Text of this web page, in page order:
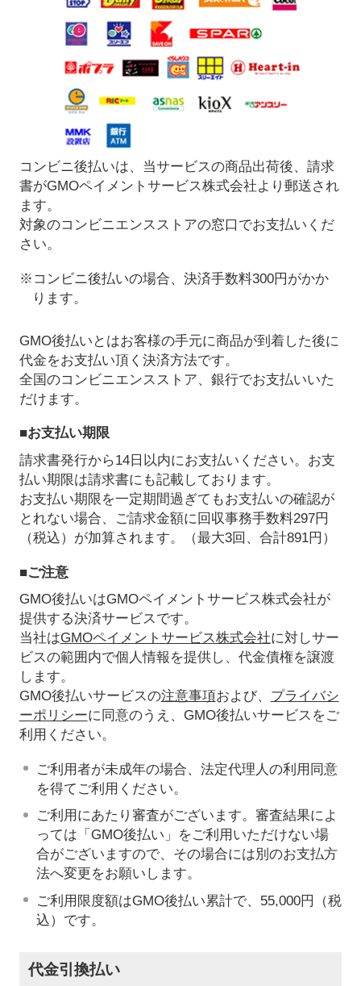
コンビニ後払いは、当サービスの商品出荷後、請求
書がGMOペイメントサービス株式会社より郵送され
ます。
対象のコンビニエンスストアの窓口でお支払いくだ
さい。
※コンビニ後払いの場合、決済手数料300円がかか
ります。
GMO後払いとはお客様の手元に商品が到着した後に
代金をお支払い頂く決済方法です。
全国のコンビニエンスストア、銀行でお支払いいた
だけます。
■お支払い期限
請求書発行から14日以内にお支払いください。お支
払い期限は請求書にも記載しております。
お支払い期限を一定期間過ぎてもお支払いの確認が
とれない場合、ご請求金額に回収事務手数料297円
（税込）が加算されます。（最大3回、合計891円）
■ご注意
GMO後払いはGMOペイメントサービス株式会社が
提供する決済サービスです。
当社はGMOペイメントサービス株式会社に対しサー
ビスの範囲内で個人情報を提供し、代金債権を譲渡
します。
GMO後払いサービスの注意事項および、 プライバシ
ーポリシーに同意のうえ、GMO後払いサービスをご
利用ください。
ご利用者が未成年の場合、法定代理人の利用同意
を得てご利用ください。
ご利用にあたり審査がございます。審査結果によ
っては「GMO後払い」をご利用いただけない場
合がございますので、その場合には別のお支払方
法へ変更をお願いします。
ご利用限度額はGMO後払い累計で、55,000円（税
込）です。
代金引換払い